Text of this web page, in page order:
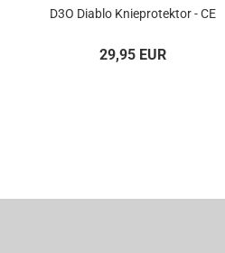
D3O Diablo Knieprotektor - CE
29,95 EUR